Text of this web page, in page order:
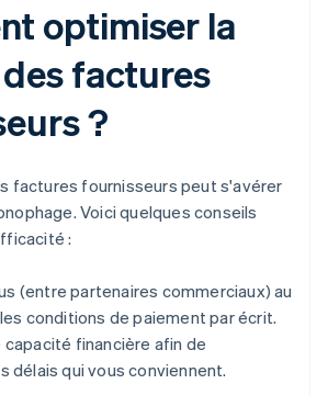
optimiser la
factures
?
factures fournisseurs peut s'avérer
Voici quelques conseils
:
(entre partenaires commerciaux) au
conditions de paiement par écrit.
capacité financière afin de
délais qui vous conviennent.